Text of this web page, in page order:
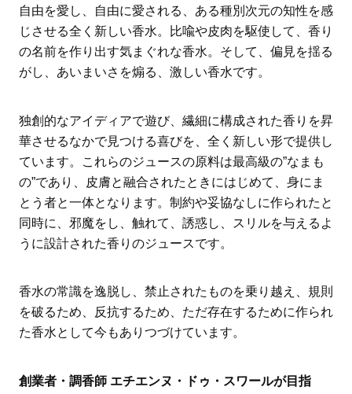
自由を愛し、自由に愛される、ある種別次元の知性を感
じさせる全く新しい香水。比喩や皮肉を駆使して、香り
の名前を作り出す気まぐれな香水。そして、偏見を揺る
がし、あいまいさを煽る、激しい香水です。
独創的なアイディアで遊び、繊細に構成された香りを昇
華させるなかで見つける喜びを、全く新しい形で提供し
ています。これらのジュースの原料は最高級の”なまも
の”であり、皮膚と融合されたときにはじめて、身にま
とう者と一体となります。制約や妥協なしに作られたと
同時に、邪魔をし、触れて、誘惑し、スリルを与えるよ
うに設計された香りのジュースです。
香水の常識を逸脱し、禁止されたものを乗り越え、規則
を破るため、反抗するため、ただ存在するために作られ
た香水として今もありつづけています。
創業者・調香師 エチエンヌ・ドゥ・スワールが目指